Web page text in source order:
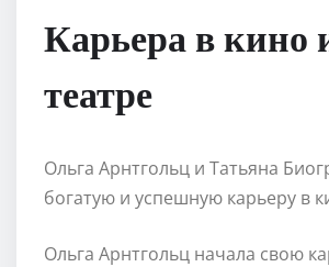
Карьера в кино
театре
Ольга Арнтгольц и Татьяна
богатую и успешную карьеру в
Ольга Арнтгольц начала свою